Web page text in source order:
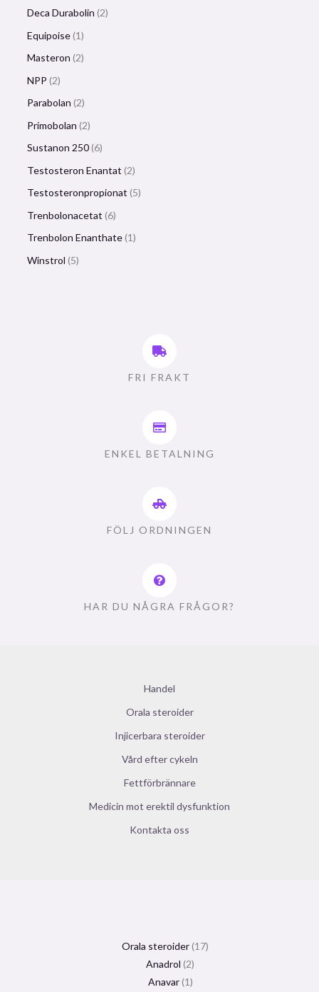
Deca Durabolin 2
Equipoise 1
Masteron 2
NPP 2
Parabolan 2
Primobolan 2
Sustanon 250 6
Testosteron Enantat 2
Testosteronpropionat 5
Trenbolonacetat 6
Trenbolon Enanthate 1
Winstrol 5
FRI FRAKT
ENKEL BETALNING
FÖLJ ORDNINGEN
HAR DU NÅGRA FRÅGOR?
Handel
Orala steroider
Injicerbara steroider
Vård efter cykeln
Fettförbrännare
Medicin mot erektil dysfunktion
Kontakta oss
Orala steroider 17
Anadrol 2
Anavar 1